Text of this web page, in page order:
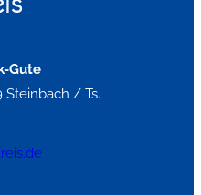
Gute
Steinbach / Ts.